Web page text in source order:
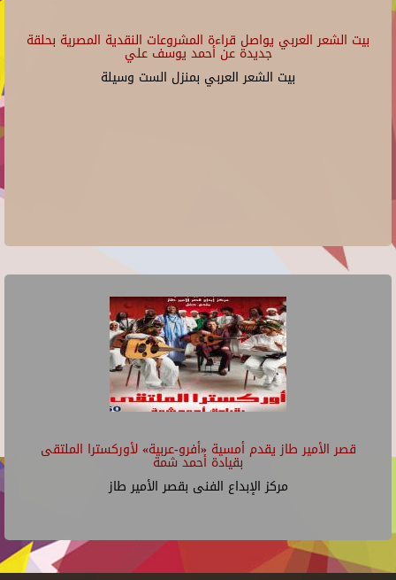
بيت الشعر العربي يواصل قراءة المشروعات النقدية المصرية بحلقة
جديدة عن أحمد يوسف علي
بيت الشعر العربي بمنزل الست وسيلة
قصر الأمير طاز يقدم أمسية «أفرو-عربية» لأوركسترا الملتقى
بقيادة أحمد شمة
مركز الإبداع الفنى بقصر الأمير طاز